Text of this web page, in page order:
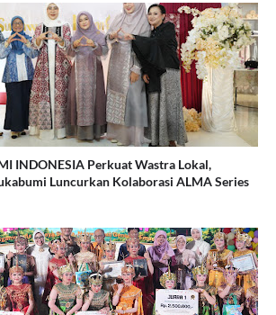
INDONESIA Perkuat Wastra Lokal,
Luncurkan Kolaborasi ALMA Series